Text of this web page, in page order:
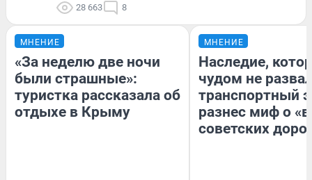
28 663 8
МНЕНИЕ
«За неделю две ночи
были страшные»:
туристка рассказала об
отдыхе в Крыму
МНЕНИЕ
Наследие,
чудом не
транспортный
разнес миф о
советских